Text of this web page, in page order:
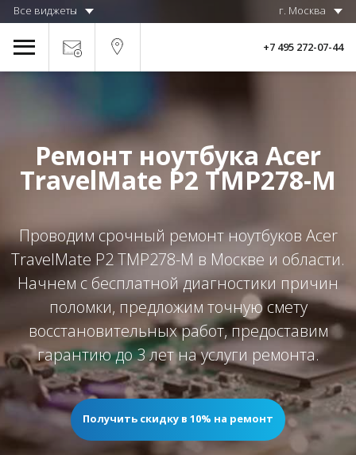
Все виджеты г. Москва
+7 495 272-07-44
Ремонт ноутбука Acer
TravelMate P2 TMP278-M
Проводим срочный ремонт ноутбуков Acer
TravelMate P2 TMP278-M в Москве и области.
Начнем с бесплатной диагностики причин
поломки, предложим точную смету
восстановительных работ, предоставим
гарантию до 3 лет на услуги ремонта.
Получить скидку в 10% на ремонт